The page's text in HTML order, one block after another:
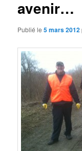
avenir…
Publié le5 mars 2012